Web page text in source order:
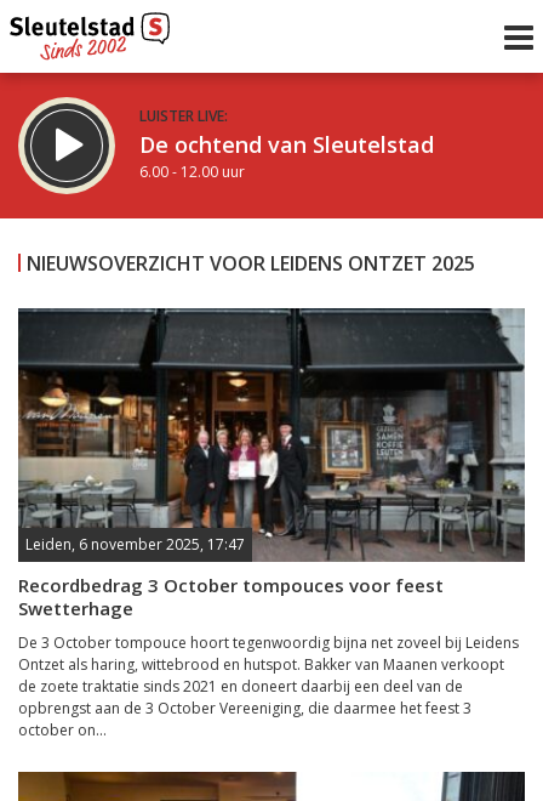
LUISTER LIVE:
De ochtend van Sleutelstad
6.00 - 12.00 uur
De middag van Sleutelstad
Vorig uur
Volgend uur
NIEUWSOVERZICHT VOOR LEIDENS ONTZET 2025
Leiden, 6 november 2025, 17:47
Recordbedrag 3 October tompouces voor feest
Swetterhage
De 3 October tompouce hoort tegenwoordig bijna net zoveel bij Leidens
Ontzet als haring, wittebrood en hutspot. Bakker van Maanen verkoopt
de zoete traktatie sinds 2021 en doneert daarbij een deel van de
opbrengst aan de 3 October Vereeniging, die daarmee het feest 3
october on...